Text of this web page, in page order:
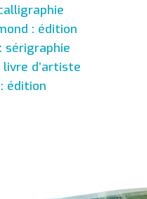
: édition
sérigraphie
d’artiste
édition